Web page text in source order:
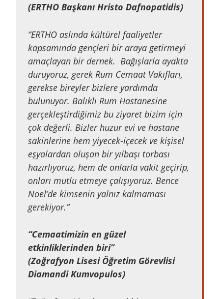
(ERTHO Başkanı Hristo Dafnopatidis)
“ERTHO aslında kültürel faaliyetler
kapsamında gençleri bir araya getirmeyi
amaçlayan bir dernek. Bağışlarla ayakta
duruyoruz, gerek Rum Cemaat Vakıfları,
gerekse bireyler bizlere yardımda
bulunuyor. Balıklı Rum Hastanesine
gerçekleştirdiğimiz bu ziyaret bizim için
çok değerli. Bizler huzur evi ve hastane
sakinlerine hem yiyecek-içecek ve kişisel
eşyalardan oluşan bir yılbaşı torbası
hazırlıyoruz, hem de onlarla vakit geçirip,
onları mutlu etmeye çalışıyoruz. Bence
Noel’de kimsenin yalnız kalmaması
gerekiyor.”
“Cemaatimizin en güzel
etkinliklerinden biri”
(Zoğrafyon Lisesi Öğretim Görevlisi
Diamandi Kumvopulos)